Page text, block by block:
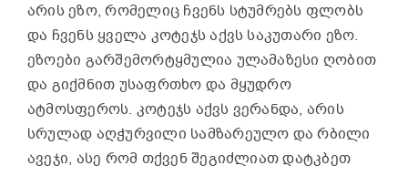
არის ეზო, რომელიც ჩვენს სტუმრებს ფლობს
და ჩვენს ყველა კოტეჯს აქვს საკუთარი ეზო.
ეზოები გარშემორტყმულია ულამაზესი ღობით
და გიქმნით უსაფრთხო და მყუდრო
ატმოსფეროს. კოტეჯს აქვს ვერანდა, არის
სრულად აღჭურვილი სამზარეულო და რბილი
ავეჯი, ასე რომ თქვენ შეგიძლიათ დატკბეთ